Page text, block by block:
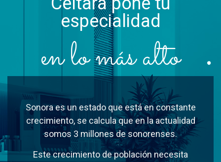
especialidad
en lo más alto
Sonora es un estado que está en constante
crecimiento, se calcula que en la actualidad
somos 3 millones de sonorenses.
Este crecimiento de población necesita